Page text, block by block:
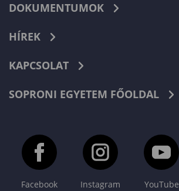
DOKUMENTUMOK
HÍREK
KAPCSOLAT
SOPRONI EGYETEM FŐOLDAL
Facebook Instagram YouTube